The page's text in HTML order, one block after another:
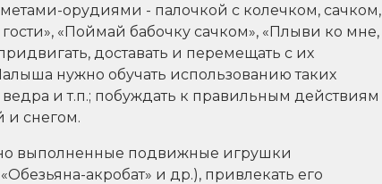
орудиями - палочкой с колечком, сачком,
«Поймай бабочку сачком», «Плыви ко мне,
доставать и перемещать с их
нужно обучать использованию таких
и т.п.; побуждать к правильным действиям
и снегом.
выполненные подвижные игрушки
акробат» и др.), привлекать его